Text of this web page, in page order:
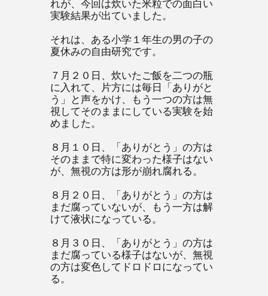
れが、今回は炊いた米粒での面白い
実験結果が出ていました。
それは、ある小学１年生の男の子の
夏休みの自由研究です。
７月２０日、炊いたご飯を二つの瓶
に入れて、片方には毎日「ありがと
う」と声をかけ、もう一つの方は無
視してそのままにしている実験を始
めました。
８月１０日、「ありがとう」の方は
そのままで特に変わった様子はない
が、無視の方は形が崩れ腐れる。
８月２０日、「ありがとう」の方は
まだ腐っていないが、もう一方は解
けて液状になっている。
８月３０日、「ありがとう」の方は
まだ腐っている様子はないが、無視
の方は変色してドロドロになってい
る。